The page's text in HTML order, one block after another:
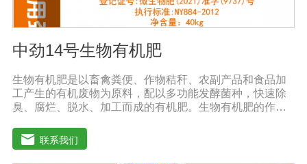
中劲14号生物有机肥
生物有机肥是以畜禽粪便、作物秸秆、农副产品和食品加
工产生的有机废物为原料，配以多功能发酵菌种，快速除
臭、腐烂、脱水、加工而成的有机肥。生物有机肥的作
放缓慢，氮以铵离子或氨基酸的形式供应植物，进入植物
细胞不需要消耗大量能量，直接参与植物细胞物质的合
成，因此，使用生物有机肥后，植物生长快，积累成分和
联系我们